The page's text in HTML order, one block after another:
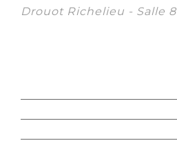
Drouot Richelieu - Salle 8